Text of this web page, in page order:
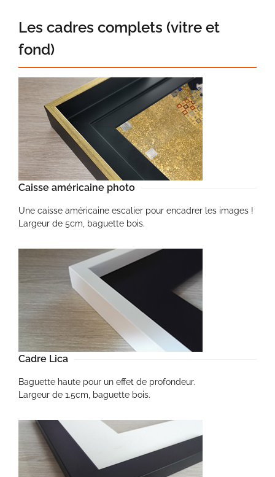
Les cadres complets (vitre et
fond)
Caisse américaine photo
Une caisse américaine escalier pour encadrer les images !
Largeur de 5cm, baguette bois.
Cadre Lica
Baguette haute pour un effet de profondeur.
Largeur de 1.5cm, baguette bois.